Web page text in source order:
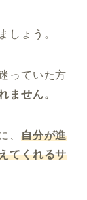
しょう。
っていた方
ません。
、 自分が進
てくれるサ